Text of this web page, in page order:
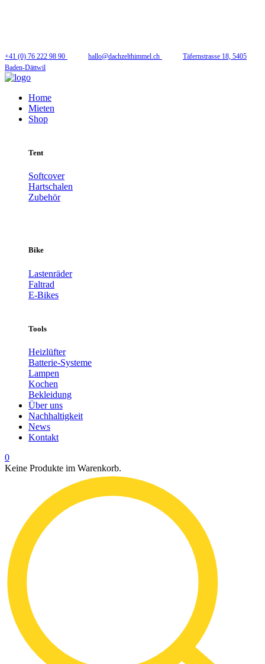
+41 (0) 76 222 98 90 hallo@dachzelthimmel.ch
Täfernstrasse 18, 5405
Baden-Dättwil
Home
Mieten
Shop
Tent
Softcover
Hartschalen
Zubehör
Bike
Lastenräder
Faltrad
E-Bikes
Tools
Heizlüfter
Batterie-Systeme
Lampen
Kochen
Bekleidung
Über uns
Nachhaltigkeit
News
Kontakt
0
Keine Produkte im Warenkorb.